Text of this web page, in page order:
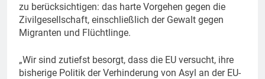
zu berücksichtigen: das harte Vorgehen gegen die
Zivilgesellschaft, einschließlich der Gewalt gegen
Migranten und Flüchtlinge.
„Wir sind zutiefst besorgt, dass die EU versucht, ihre
bisherige Politik der Verhinderung von Asyl an der EU-